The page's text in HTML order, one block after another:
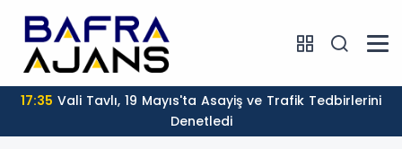
17:35
Denetledi